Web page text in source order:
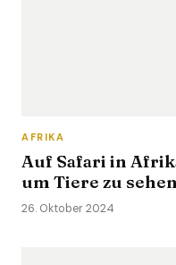
AFRIKA
Auf Safari in
um Tiere zu sehen
26. Oktober 2024